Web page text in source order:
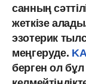
санның
жеткізе
эзотерик
меңгеруде.
берген ол